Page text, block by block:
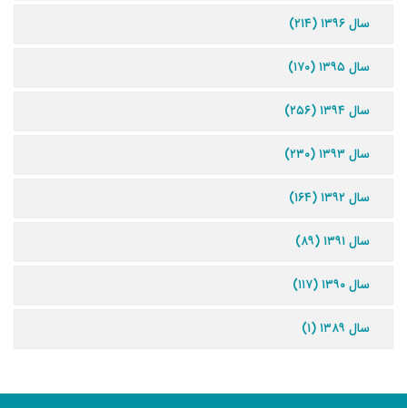
سال ۱۳۹۶ (۲۱۴)
سال ۱۳۹۵ (۱۷۰)
سال ۱۳۹۴ (۲۵۶)
سال ۱۳۹۳ (۲۳۰)
سال ۱۳۹۲ (۱۶۴)
سال ۱۳۹۱ (۸۹)
سال ۱۳۹۰ (۱۱۷)
سال ۱۳۸۹ (۱)